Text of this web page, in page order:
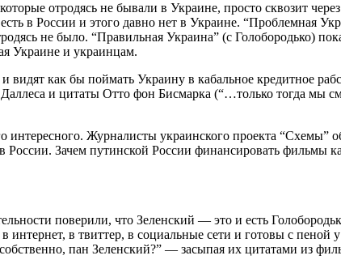
отродясь не бывали в Украине, просто сквозит
в России и этого давно нет в Украине. “Проблемная
не было. “Правильная Украина” (с Голобородько)
Украине и украинцам.
как бы поймать Украину в кабальное кредитное
Даллеса и цитаты Отто фон Бисмарка (“…только тогда мы
Журналисты украинского проекта “Схемы”
Зачем путинской России финансировать фильмы
поверили, что Зеленский — это и есть
в твиттер, в социальные сети и готовы с пеной
пан Зеленский?” — засыпая их цитатами из